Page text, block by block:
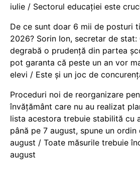
iulie / Sectorul educației este
De ce sunt doar 6 mii de posturi
2026? Sorin Ion, secretar de
degrabă o prudență din partea
pot garanta că peste un an vor
elevi / Este și un joc de
Proceduri noi de reorganizare
învățământ care nu au realizat
lista acestora trebuie stabilită cu
până pe 7 august, spune un ordin
august / Toate măsurile trebuie
august